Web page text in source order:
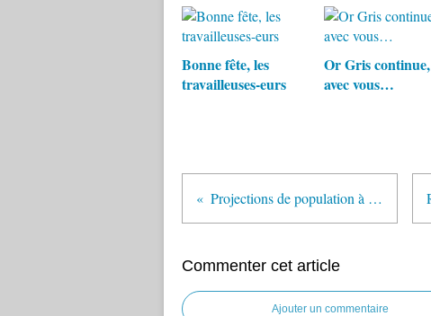
Bonne fête, les
travailleuses-eurs
Or Gris continue,
avec vous…
Projections de population à l’horizon 2070
Commenter cet article
Ajouter un commentaire